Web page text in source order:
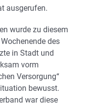
ausgerufen.
wurde zu diesem
des
in Stadt und
vorm
Versorgung“
bewusst.
war diese